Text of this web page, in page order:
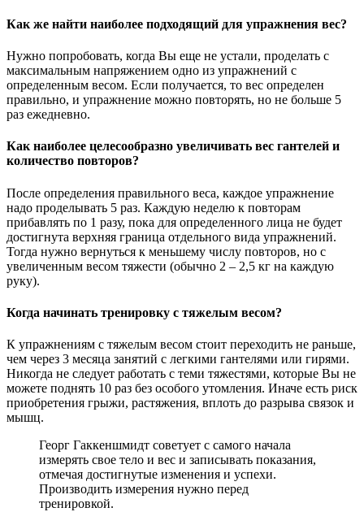
Как же найти наиболее подходящий для упражнения вес?
Нужно попробовать, когда Вы еще не устали, проделать с
максимальным напряжением одно из упражнений с
определенным весом. Если получается, то вес определен
правильно, и упражнение можно повторять, но не больше 5
раз ежедневно.
Как наиболее целесообразно увеличивать вес гантелей и
количество повторов?
После определения правильного веса, каждое упражнение
надо проделывать 5 раз. Каждую неделю к повторам
прибавлять по 1 разу, пока для определенного лица не будет
достигнута верхняя граница отдельного вида упражнений.
Тогда нужно вернуться к меньшему числу повторов, но с
увеличенным весом тяжести (обычно 2 – 2,5 кг на каждую
руку).
Когда начинать тренировку с тяжелым весом?
К упражнениям с тяжелым весом стоит переходить не раньше,
чем через 3 месяца занятий с легкими гантелями или гирями.
Никогда не следует работать с теми тяжестями, которые Вы не
можете поднять 10 раз без особого утомления. Иначе есть риск
приобретения грыжи, растяжения, вплоть до разрыва связок и
мышц.
Георг Гаккеншмидт советует с самого начала
измерять свое тело и вес и записывать показания,
отмечая достигнутые изменения и успехи.
Производить измерения нужно перед
тренировкой.